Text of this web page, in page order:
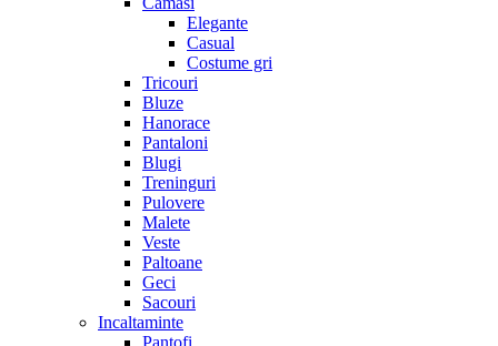
Elegante
Casual
Costume gri
Tricouri
Bluze
Hanorace
Pantaloni
Blugi
Treninguri
Pulovere
Malete
Veste
Paltoane
Geci
Sacouri
Incaltaminte
Pantofi